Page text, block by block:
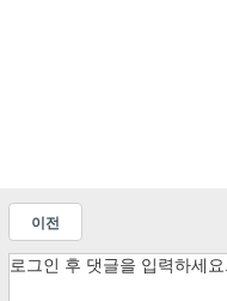
이전